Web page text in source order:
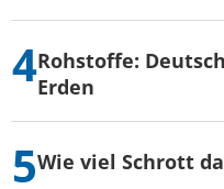
Rohstoffe:
Erden
Wie viel Schrott